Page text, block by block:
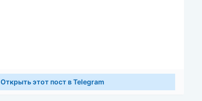
Открыть этот пост в Telegram